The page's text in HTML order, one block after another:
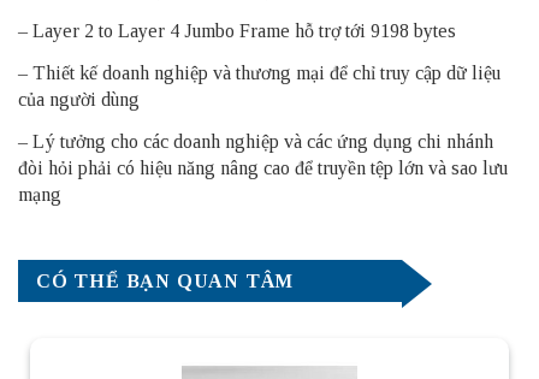
– Layer 2 to Layer 4 Jumbo Frame hỗ trợ tới 9198 bytes
– Thiết kế doanh nghiệp và thương mại để chỉ truy cập dữ liệu
của người dùng
– Lý tưởng cho các doanh nghiệp và các ứng dụng chi nhánh
đòi hỏi phải có hiệu năng nâng cao để truyền tệp lớn và sao lưu
mạng
CÓ THỂ BẠN QUAN TÂM